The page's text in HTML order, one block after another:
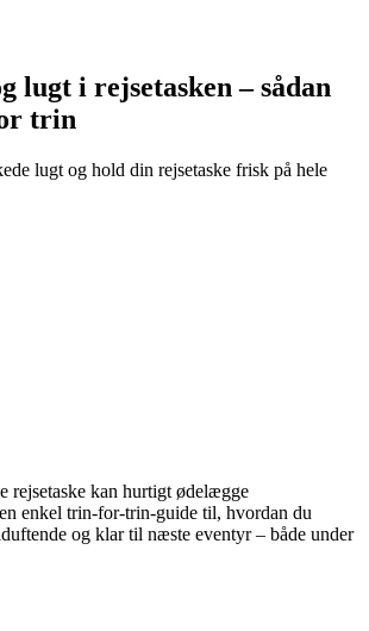
lugt i rejsetasken – sådan
trin
lugt og hold din rejsetaske frisk på hele
rejsetaske kan hurtigt ødelægge
enkel trin-for-trin-guide til, hvordan du
og klar til næste eventyr – både under